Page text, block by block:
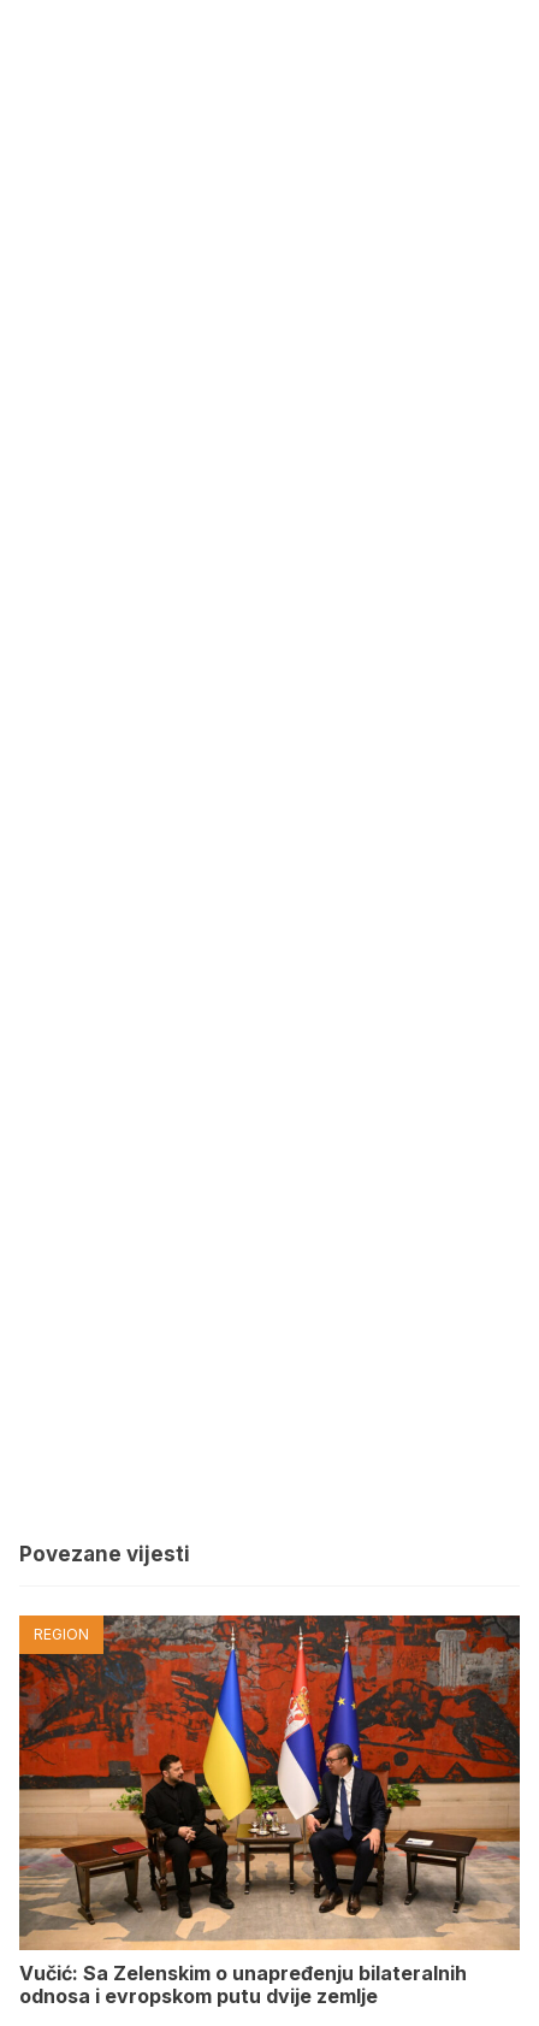
Povezane vijesti
REGION
Vučić: Sa Zelenskim o unapređenju bilateralnih
odnosa i evropskom putu dvije zemlje